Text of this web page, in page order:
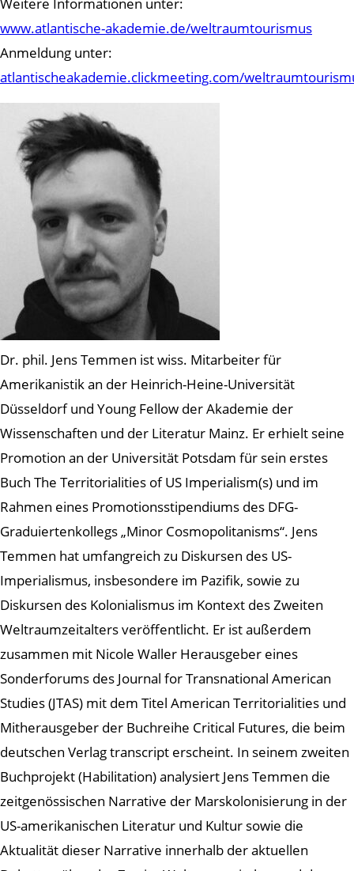
www.atlantische-akademie.de/weltraumtourismus
Anmeldung unter:
atlantischeakademie.clickmeeting.com/
Dr. phil. Jens Temmen ist wiss. Mitarbeiter für
Amerikanistik an der Heinrich-Heine-Universität
Düsseldorf und Young Fellow der Akademie der
Wissenschaften und der Literatur Mainz. Er erhielt seine
Promotion an der Universität Potsdam für sein erstes
Buch The Territorialities of US Imperialism(s) und im
Rahmen eines Promotionsstipendiums des DFG-
Graduiertenkollegs „Minor Cosmopolitanisms“. Jens
Temmen hat umfangreich zu Diskursen des US-
Imperialismus, insbesondere im Pazifik, sowie zu
Diskursen des Kolonialismus im Kontext des Zweiten
Weltraumzeitalters veröffentlicht. Er ist außerdem
zusammen mit Nicole Waller Herausgeber eines
Sonderforums des Journal for Transnational American
Studies (JTAS) mit dem Titel American Territorialities und
Mitherausgeber der Buchreihe Critical Futures, die beim
deutschen Verlag transcript erscheint. In seinem zweiten
Buchprojekt (Habilitation) analysiert Jens Temmen die
zeitgenössischen Narrative der Marskolonisierung in der
US-amerikanischen Literatur und Kultur sowie die
Aktualität dieser Narrative innerhalb der aktuellen